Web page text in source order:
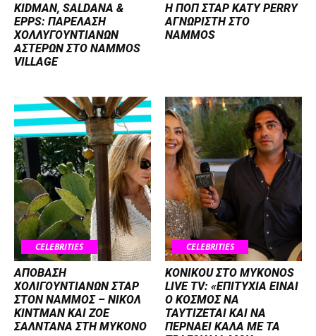
KIDMAN, SALDANA &
EPPS: ΠΑΡΕΛΑΣΗ
ΧΟΛΛΥΓΟΥΝΤΙΑΝΩΝ
ΑΣΤΕΡΩΝ ΣΤΟ NAMMOS
VILLAGE
H ΠΟΠ ΣΤΑΡ KATY PERRY
ΑΓΝΩΡΙΣΤΗ ΣΤΟ
NAMMOS
CELEBRITIES
ΑΠΟΒΑΣΗ
ΧΟΛΙΓΟΥΝΤΙΑΝΩΝ ΣΤΑΡ
ΣΤΟΝ NΑΜΜΟΣ – ΝΙΚΟΛ
ΚΙΝΤΜΑΝ ΚΑΙ ΖΟΕ
ΣΑΛΝΤΑΝΑ ΣΤΗ ΜΥΚΟΝΟ
CELEBRITIES
KONIKOU ΣΤΟ MYKONOS
LIVE TV: «ΕΠΙΤΥΧΙΑ ΕΙΝΑΙ
Ο ΚΟΣΜΟΣ ΝΑ
ΤΑΥΤΙΖΕΤΑΙ KAI ΝΑ
ΠΕΡΝΑΕΙ ΚΑΛΑ ΜΕ ΤΑ